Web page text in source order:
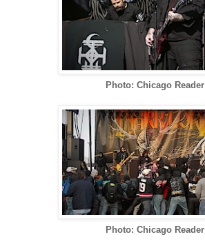
Photo: Chicago Reader
Photo: Chicago Reader